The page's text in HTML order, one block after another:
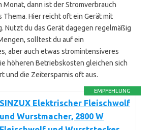
Monat, dann ist der Stromverbrauch
Thema. Hier reicht oft ein Gerät mit
Nutzt du das Gerät dagegen regelmäßig
solltest du auf ein
aber auch etwas stromintensiveres
höheren Betriebskosten gleichen sich
und die Zeitersparnis oft aus.
EMPFEHLUNG
SINZUX Elektrischer Fleischwolf
und Wurstmacher, 2800 W